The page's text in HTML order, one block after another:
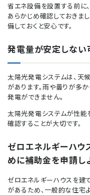
省エネ設備を設置する前に
あらかじめ確認しておきま
備しておくと安心です。
発電量が安定しな
太陽光発電システムは、天
があります。雨や曇りが多
発電ができません。
太陽光発電システムが性能
確認することが大切です。
ゼロエネルギーハウ
めに補助金を申請し
ゼロエネルギーハウスを建
があるため、一般的な住宅